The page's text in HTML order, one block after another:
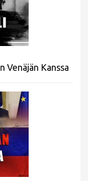
Venäjän Kanssa